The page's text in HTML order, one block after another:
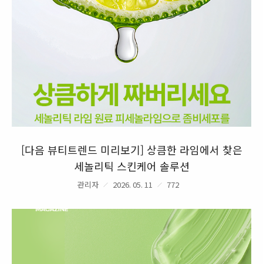
[다음 뷰티트렌드 미리보기] 상큼한 라임에서 찾은
세놀리틱 스킨케어 솔루션
관리자 2026. 05. 11 772